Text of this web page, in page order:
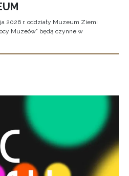
2026 r. oddziały Muzeum Ziemi
Muzeów” będą czynne w